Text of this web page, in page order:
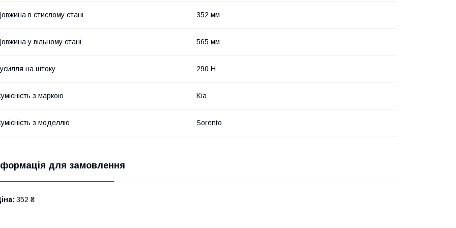
в стислому стані 352 мм
у вільному стані 565 мм
на штоку 290 Н
з маркою Kia
з моделлю Sorento
для замовлення
352 ₴